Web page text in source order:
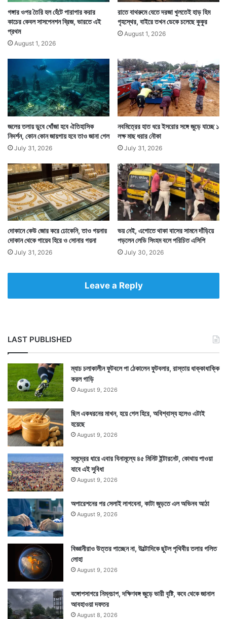
গঙ্গার ওপর তৈরি হল হেঁটে পারাপার করার
কাচের কেবল সাসপেনশন ব্রিজ, ভারতে এই
প্রথম
August 1, 2026
রাতে বাথরুমে যেতে দরজা খুলতেই হাড় হিম
গৃহস্থের, বাইরে তখন ডেকে চলেছে কুকুর
August 1, 2026
জলের তলায় ডুবে খোঁজা হবে ঐতিহাসিক
নিদর্শন, কোন কোন জায়গায় হবে তাও জানা গেল
July 31, 2026
নবমিত্রের হাত ধরে ইসরোর সঙ্গে জুড়ে যাচ্ছে ১
লক্ষ মাছ ধরার নৌকা
July 31, 2026
দোকানে কেউ জোর করে ঢোকেনি, তাও গয়নার
দোকান থেকে গায়েব হিরে ও সোনার গয়না
July 31, 2026
ভয় নেই, এগোতে থাকা বাসের সামনে দাঁড়িয়ে
পড়লেন লেডি সিংহম বলে পরিচিত এসিপি
July 30, 2026
Leave a Reply
LAST PUBLISHED
ম্যাচ চলাকালীন ফুটবলে পা ঠেকালেন ফুটবলার, রাস্তায় ধাক্কাধাক্কি
করল গাড়ি
August 9, 2026
ছিল একধরনের মাখন, হয়ে গেল হিরে, অবিশ্বাস্য হলেও এটাই
হয়েছে
August 9, 2026
সমুদ্রের ধারে এবার বিনামূল্যে ৪৫ মিনিট ইন্টারনেট, কোথায় পাওয়া
যাবে এই সুবিধা
August 9, 2026
অপারেশনের পর সেলাই লাগবেনা, কাটা জুড়তে এল অভিনব আঠা
August 9, 2026
বিজ্ঞানীরাও উত্তর পাচ্ছেন না, উল্টোদিকে ছুটল পৃথিবীর তলার গলিত
লোহা
August 9, 2026
বঙ্গোপসাগরে নিম্নচাপ, দক্ষিণবঙ্গ জুড়ে ভারী বৃষ্টি, কবে থেকে জানাল
আবহাওয়া দফতর
August 8, 2026